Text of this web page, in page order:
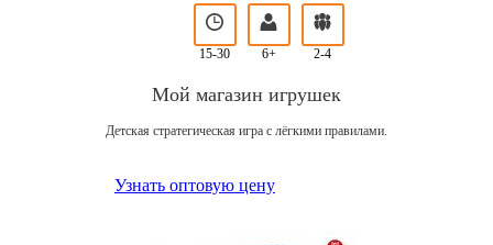
15-30 6+ 2-4
Мой магазин игрушек
Детская стратегическая игра с лёгкими правилами.
Узнать оптовую цену